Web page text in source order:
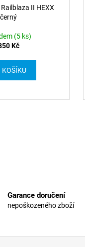
II HEXX
černý
(5 ks)
Kč
KOŠÍKU
Garance doručení
nepoškozeného zboží